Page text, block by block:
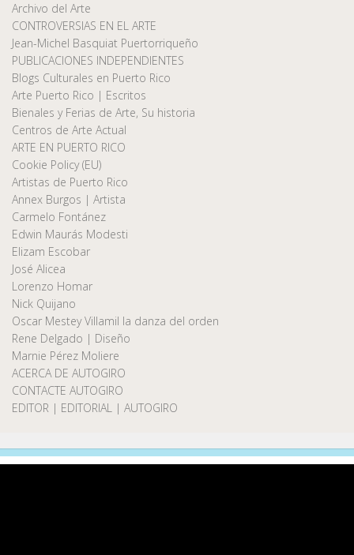
Archivo del Arte
CONTROVERSIAS EN EL ARTE
Jean-Michel Basquiat Puertorriqueño
PUBLICACIONES INDEPENDIENTES
Blogs Culturales en Puerto Rico
Arte Puerto Rico | Escritos
Bienales y Ferias de Arte, Su historia
Centros de Arte Actual
ARTE EN PUERTO RICO
Cookie Policy (EU)
Artistas de Puerto Rico
Annex Burgos | Artista
Carmelo Fontánez
Edwin Maurás Modesti
Elizam Escobar
José Alicea
Lorenzo Homar
Nick Quijano
Oscar Mestey Villamil la danza del orden
Rene Delgado | Diseño
Marnie Pérez Moliere
ACERCA DE AUTOGIRO
CONTACTE AUTOGIRO
EDITOR | EDITORIAL | AUTOGIRO